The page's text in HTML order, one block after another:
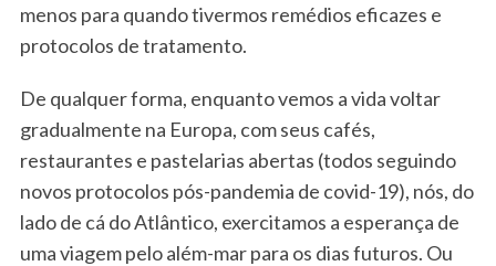
menos para quando tivermos remédios eficazes e
protocolos de tratamento.
De qualquer forma, enquanto vemos a vida voltar
gradualmente na Europa, com seus cafés,
restaurantes e pastelarias abertas (todos seguindo
novos protocolos pós-pandemia de covid-19), nós, do
lado de cá do Atlântico, exercitamos a esperança de
uma viagem pelo além-mar para os dias futuros. Ou